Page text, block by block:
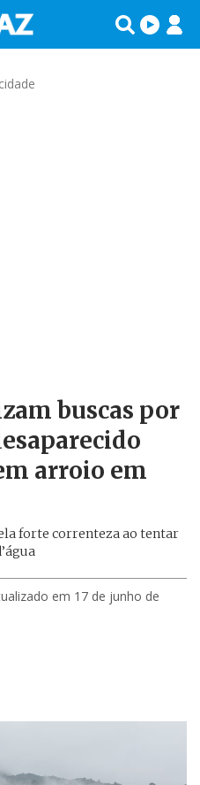
buscas por
arroio em
forte correnteza ao tentar
em 17 de junho de